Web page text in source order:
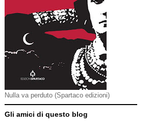
Nulla va perduto (Spartaco edizioni)
Gli amici di questo blog